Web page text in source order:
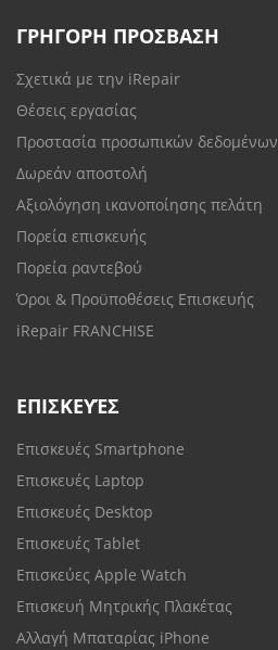
ΓΡΗΓΟΡΗ ΠΡΟΣΒΑΣΗ
Σχετικά με την iRepair
Θέσεις εργασίας
Προστασία προσωπικών δεδομένων
Δωρεάν αποστολή
Αξιολόγηση ικανοποίησης πελάτη
Πορεία επισκευής
Πορεία ραντεβού
Όροι & Προϋποθέσεις Επισκευής
iRepair FRANCHISE
ΕΠΙΣΚΕΥΈΣ
Επισκευές Smartphone
Επισκευές Laptop
Επισκευές Desktop
Επισκευές Tablet
Επισκεύες Apple Watch
Επισκευή Μητρικής Πλακέτας
Αλλαγή Μπαταρίας iPhone